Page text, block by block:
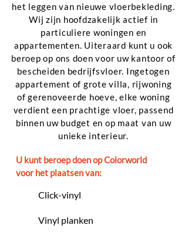
het leggen van nieuwe vloerbekleding.
Wij zijn hoofdzakelijk actief in
particuliere woningen en
appartementen. Uiteraard kunt u ook
beroep op ons doen voor uw kantoor of
bescheiden bedrijfsvloer. Ingetogen
appartement of grote villa, rijwoning
of gerenoveerde hoeve, elke woning
verdient een prachtige vloer, passend
binnen uw budget en op maat van uw
unieke interieur.
U kunt beroep doen op Colorworld
voor het plaatsen van:
Click-vinyl
Vinyl planken